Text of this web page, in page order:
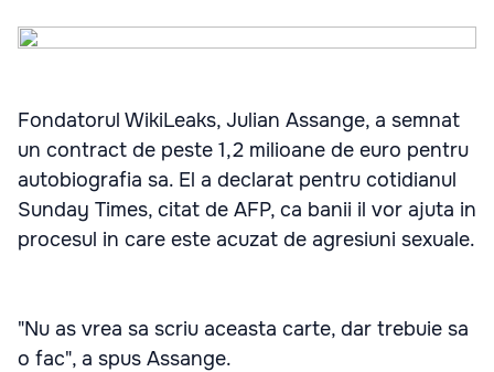
Fondatorul WikiLeaks, Julian Assange, a semnat
un contract de peste 1,2 milioane de euro pentru
autobiografia sa. El a declarat pentru cotidianul
Sunday Times, citat de AFP, ca banii il vor ajuta in
procesul in care este acuzat de agresiuni sexuale.
"Nu as vrea sa scriu aceasta carte, dar trebuie sa
o fac", a spus Assange.